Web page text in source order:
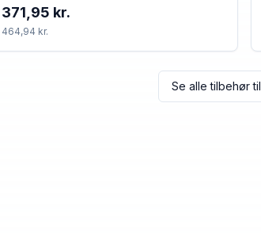
371,95 kr.
464,94 kr.
Se alle tilbehør til